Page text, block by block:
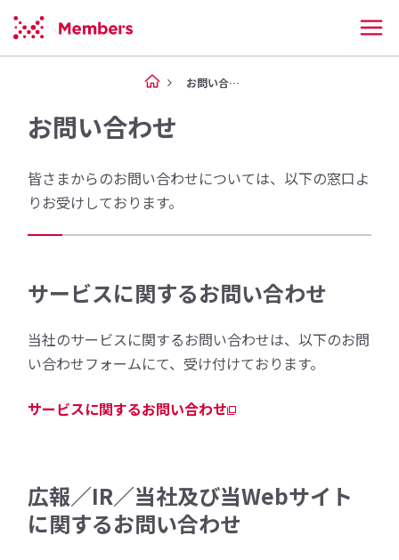
お問い合わせ
お問い合わせ
皆さまからのお問い合わせについては、以下の窓口よ
りお受けしております。
サービスに関するお問い合わせ
当社のサービスに関するお問い合わせは、以下のお問
い合わせフォームにて、受け付けております。
サービスに関するお問い合わせ
広報／IR／当社及び当Webサイト
に関するお問い合わせ